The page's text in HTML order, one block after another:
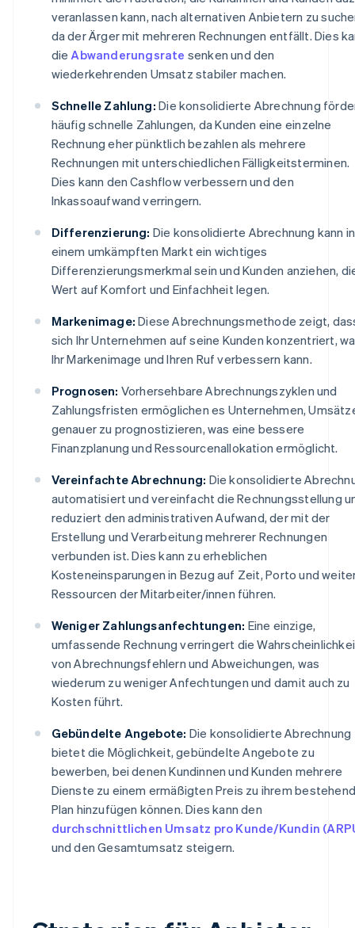
veranlassen kann, nach alternativen Anbietern zu
da der Ärger mit mehreren Rechnungen entfällt. Dies
die Abwanderungsrate senken und den
wiederkehrenden Umsatz stabiler machen.
Schnelle Zahlung: Die konsolidierte Abrechnung
häufig schnelle Zahlungen, da Kunden eine einzelne
Rechnung eher pünktlich bezahlen als mehrere
Rechnungen mit unterschiedlichen Fälligkeitsterminen.
Dies kann den Cashflow verbessern und den
Inkassoaufwand verringern.
Differenzierung: Die konsolidierte Abrechnung kann in
einem umkämpften Markt ein wichtiges
Differenzierungsmerkmal sein und Kunden anziehen,
Wert auf Komfort und Einfachheit legen.
Markenimage: Diese Abrechnungsmethode zeigt,
sich Ihr Unternehmen auf seine Kunden konzentriert,
Ihr Markenimage und Ihren Ruf verbessern kann.
Prognosen: Vorhersehbare Abrechnungszyklen und
Zahlungsfristen ermöglichen es Unternehmen,
genauer zu prognostizieren, was eine bessere
Finanzplanung und Ressourcenallokation ermöglicht.
Vereinfachte Abrechnung: Die konsolidierte
automatisiert und vereinfacht die Rechnungsstellung
reduziert den administrativen Aufwand, der mit der
Erstellung und Verarbeitung mehrerer Rechnungen
verbunden ist. Dies kann zu erheblichen
Kosteneinsparungen in Bezug auf Zeit, Porto und
Ressourcen der Mitarbeiter/innen führen.
Weniger Zahlungsanfechtungen: Eine einzige,
umfassende Rechnung verringert die
von Abrechnungsfehlern und Abweichungen, was
wiederum zu weniger Anfechtungen und damit auch zu
Kosten führt.
Gebündelte Angebote: Die konsolidierte Abrechnung
bietet die Möglichkeit, gebündelte Angebote zu
bewerben, bei denen Kundinnen und Kunden mehrere
Dienste zu einem ermäßigten Preis zu ihrem
Plan hinzufügen können. Dies kann den
durchschnittlichen Umsatz pro Kunde/Kundin
und den Gesamtumsatz steigern.